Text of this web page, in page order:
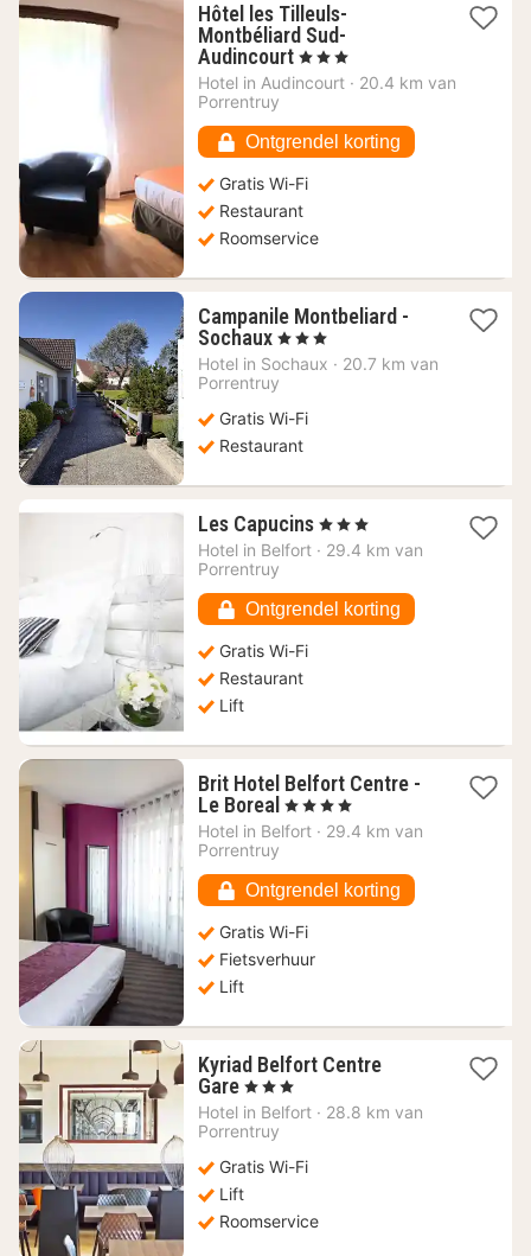
Hôtel les Tilleuls-
Montbéliard Sud-
Audincourt 1
nacht
€
, 3 Sterren
Hotel in Audincourt · 20.4 km van
Porrentruy
Ontgrendel korting
Gratis Wi-Fi
Restaurant
Roomservice
Campanile Montbeliard -
Sochaux 1
nacht
vanaf
€
, 3 Sterren
Hotel in Sochaux · 20.7 km van
Porrentruy
Gratis Wi-Fi
Restaurant
Les Capucins 1
nacht
€
, 3 Sterren
Hotel in Belfort · 29.4 km van
Porrentruy
Ontgrendel korting
Gratis Wi-Fi
Restaurant
Lift
Brit Hotel Belfort Centre -
Le Boreal 1
nacht
€
, 4 Sterren
Hotel in Belfort · 29.4 km van
Porrentruy
Ontgrendel korting
Gratis Wi-Fi
Fietsverhuur
Lift
Kyriad Belfort Centre
Gare 1
nacht
vanaf
59,06
€
, 3 Sterren
Hotel in Belfort · 28.8 km van
Porrentruy
Gratis Wi-Fi
Lift
Roomservice